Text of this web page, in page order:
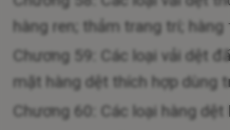
hàng ren; thảm trang trí;
Chương 59: Các loại vải dệt
mặt hàng dệt thích hợp dùng
Chương 60: Các loại hàng